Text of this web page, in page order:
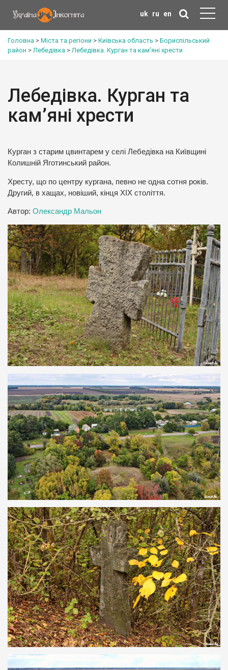
uk ru en
Головна > Міста та регіони > Київська область > Бориспільський
район >Лебедівка >Лебедівка. Курган та кам’яні хрести
Лебедівка. Курган та
кам’яні хрести
Курган з старим цвинтарем у селі Лебедівка на Київщині
Колишній Яготинський район.
Хресту, що по центру кургана, певно не одна сотня років.
Другий, в хащах, новіший, кінця ХІХ століття.
Автор: Олександр Мальон